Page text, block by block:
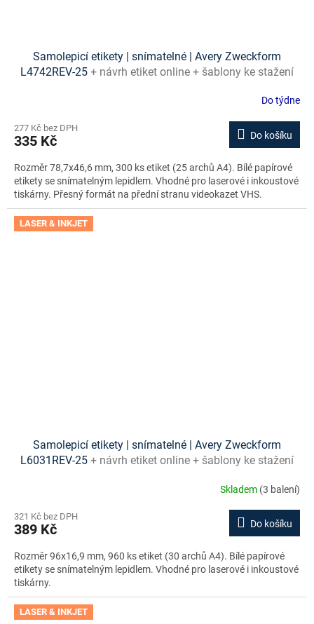
Samolepicí etikety | snímatelné | Avery Zweckform
L4742REV-25 + návrh etiket online + šablony ke stažení
Do týdne
277 Kč bez DPH
335 Kč Do košíku
Rozměr 78,7x46,6 mm, 300 ks etiket (25 archů A4). Bílé papírové
etikety se snímatelným lepidlem. Vhodné pro laserové i inkoustové
tiskárny. Přesný formát na přední stranu videokazet VHS.
LASER & INKJET
Samolepicí etikety | snímatelné | Avery Zweckform
L6031REV-25 + návrh etiket online + šablony ke stažení
Skladem (3 balení)
321 Kč bez DPH
389 Kč Do košíku
Rozměr 96x16,9 mm, 960 ks etiket (30 archů A4). Bílé papírové
etikety se snímatelným lepidlem. Vhodné pro laserové i inkoustové
tiskárny.
LASER & INKJET